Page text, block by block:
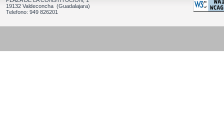
19132 Valdeconcha (Guadalajara)
Telefono: 949 826201